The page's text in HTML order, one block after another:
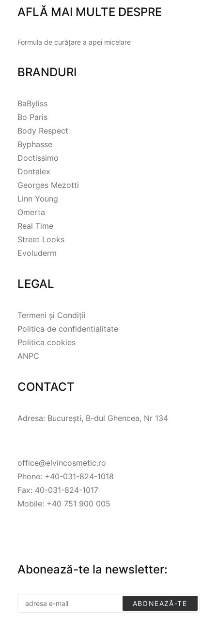
AFLĂ MAI MULTE DESPRE
Formula de curățare a apei micelare
BRANDURI
BaByliss
Bo Paris
Body Respect
Byphasse
Doctissimo
Dontalex
Georges Mezotti
Linn Young
Omerta
Real Time
Street Looks
Evoluderm
LEGAL
Termeni și Condiții
Politica de confidentialitate
Politica cookies
ANPC
CONTACT
Adresa: București, B-dul Ghencea, Nr 134
office@elvincosmetic.ro
Phone: +40-031-824-1018
Fax: 40-031-824-1017
Mobile: +40 751 900 005
Abonează-te la newsletter: